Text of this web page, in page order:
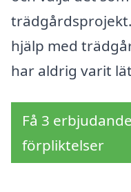
hjälp med
har aldrig varit
Få 3
förpliktelser